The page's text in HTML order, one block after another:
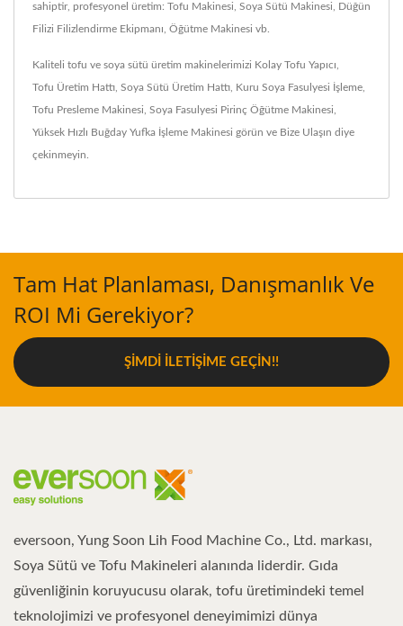
sahiptir, profesyonel üretim: Tofu Makinesi, Soya Sütü Makinesi, Düğün
Filizi Filizlendirme Ekipmanı, Öğütme Makinesi vb.
Kaliteli tofu ve soya sütü üretim makinelerimizi Kolay Tofu Yapıcı
Tofu Üretim Hattı Soya Sütü Üretim Hattı Kuru Soya Fasulyesi İşleme
Tofu Presleme Makinesi Soya Fasulyesi Pirinç Öğütme Makinesi
Yüksek Hızlı Buğday Yufka İşleme Makinesi görün ve Bize Ulaşın diye
çekinmeyin.
Tam Hat Planlaması, Danışmanlık Ve
ROI Mi Gerekiyor?
ŞIMDI İLETIŞIME GEÇIN!!
eversoon, Yung Soon Lih Food Machine Co., Ltd. markası,
Soya Sütü ve Tofu Makineleri alanında liderdir. Gıda
güvenliğinin koruyucusu olarak, tofu üretimindeki temel
teknolojimizi ve profesyonel deneyimimizi dünya